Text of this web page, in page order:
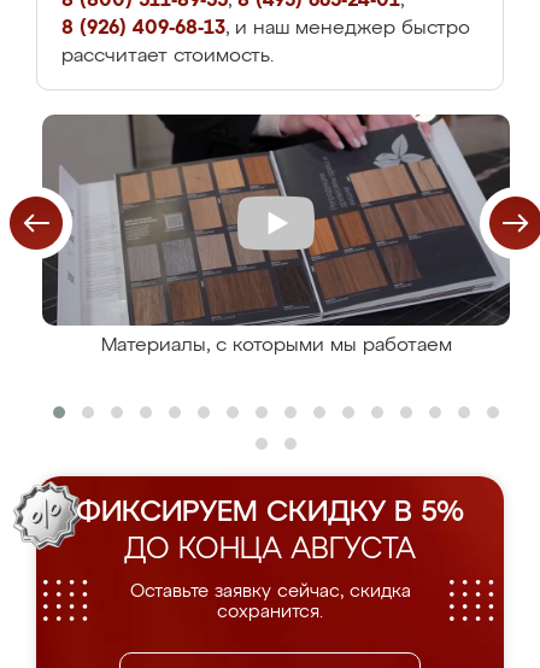
8 (926) 409-68-13, и наш менеджер быстро
рассчитает стоимость.
Материалы, с которыми мы работаем
ФИКСИРУЕМ СКИДКУ В 5%
ДО КОНЦА АВГУСТА
Оставьте заявку сейчас, скидка
сохранится.